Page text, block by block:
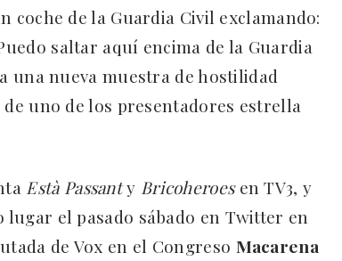
de la Guardia Civil exclamando:
saltar aquí encima de la Guardia
una nueva muestra de hostilidad
uno de los presentadores estrella
Està Passanty Bricoheroesen TV3, y
el pasado sábado en Twitter en
de Vox en el Congreso Macarena